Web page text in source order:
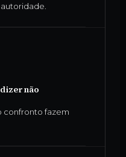
não
confronto fazem